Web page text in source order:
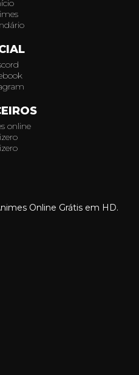
online
Online Grátis em HD.